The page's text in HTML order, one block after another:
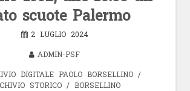
scuote Palermo
2 LUGLIO 2024
ADMIN-PSF
DIGITALE PAOLO BORSELLINO/
STORICO / BORSELLINO